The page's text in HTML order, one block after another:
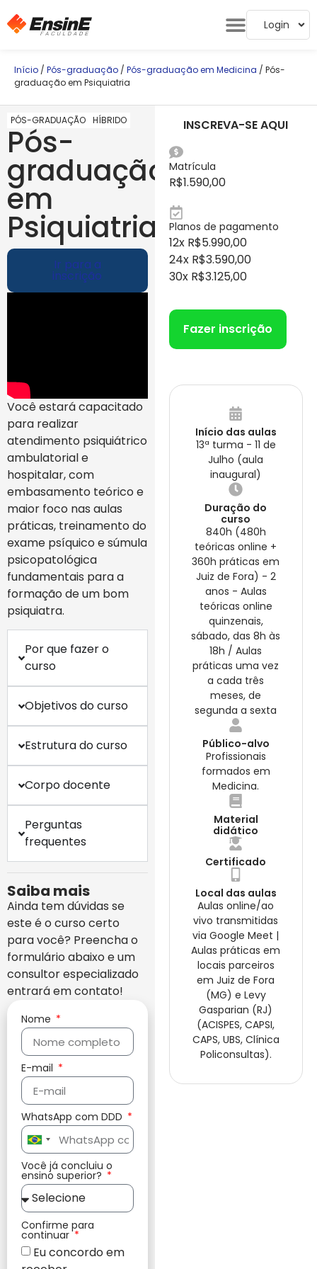
Login
Início / Pós-graduação / Pós-graduação em Medicina / Pós-
graduação em Psiquiatria
PÓS-GRADUAÇÃO HÍBRIDO
Pós-
graduação
em
Psiquiatria
Ir para a
inscrição
Você estará capacitado
para realizar
atendimento psiquiátrico
ambulatorial e
hospitalar, com
embasamento teórico e
maior foco nas aulas
práticas, treinamento do
exame psíquico e súmula
psicopatológica
fundamentais para a
formação de um bom
psiquiatra.
Por que fazer o
curso
Objetivos do curso
Estrutura do curso
Corpo docente
Perguntas
frequentes
Saiba mais
Ainda tem dúvidas se
este é o curso certo
para você? Preencha o
formulário abaixo e um
consultor especializado
entrará em contato!
Nome
E-mail
WhatsApp com DDD
Brazil
+55
Você já concluiu o
ensino superior?
Confirme para
continuar
Eu concordo em
INSCREVA-SE AQUI
Matrícula
R$1.590,00
Planos de pagamento
12x R$5.990,00
24x R$3.590,00
30x R$3.125,00
Fazer inscrição
Início das aulas
13ª turma - 11 de
Julho (aula
inaugural)
Duração do
curso
840h (480h
teóricas online +
360h práticas em
Juiz de Fora) - 2
anos - Aulas
teóricas online
quinzenais,
sábado, das 8h às
18h / Aulas
práticas uma vez
a cada três
meses, de
segunda a sexta
Público-alvo
Profissionais
formados em
Medicina.
Material
didático
Certificado
Local das aulas
Aulas online/ao
vivo transmitidas
via Google Meet |
Aulas práticas em
locais parceiros
em Juiz de Fora
(MG) e Levy
Gasparian (RJ)
(ACISPES, CAPSI,
CAPS, UBS, Clínica
Policonsultas).